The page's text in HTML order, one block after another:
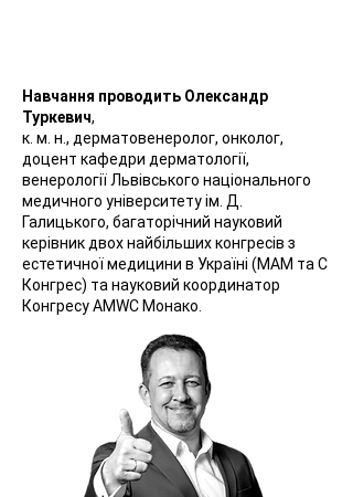
Навчання проводить Олександр
Туркевич,
к. м. н., дерматовенеролог, онколог,
доцент кафедри дерматології,
венерології Львівського національного
медичного університету ім. Д.
Галицького, багаторічний науковий
керівник двох найбільших конгресів з
естетичної медицини в Україні (МАМ та С
Конгрес) та науковий координатор
Конгресу AMWC Монако.